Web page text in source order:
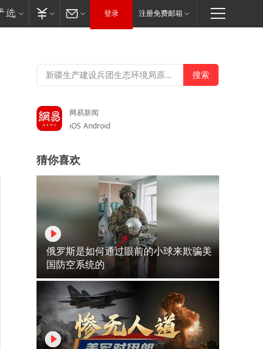
登录 注册免费邮箱
网易新闻
iOS Android
猜你喜欢
俄罗斯是如何通过眼前的小球来欺骗美
国防空系统的